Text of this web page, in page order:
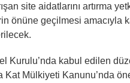
site aidatlarını artırma
önüne geçilmesi amacıyla
Kurulu’nda kabul edilen
Kat Mülkiyeti Kanunu’nda